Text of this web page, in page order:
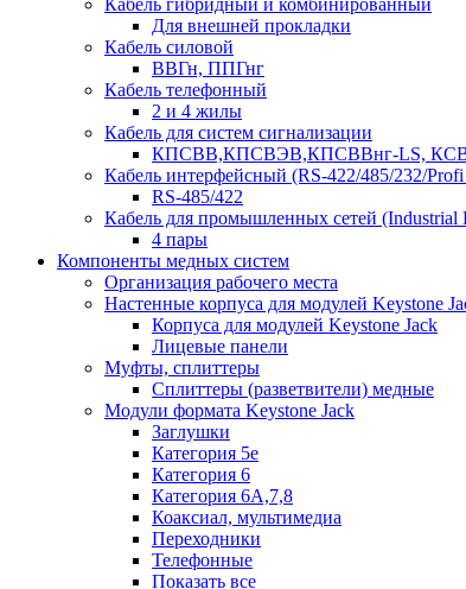
Кабель гибридный и комбинированный
Для внешней прокладки
Кабель силовой
ВВГн, ППГнг
Кабель телефонный
2 и 4 жилы
Кабель для систем сигнализации
КПСВВ,КПСВЭВ,КПСВВнг-LS,
Кабель интерфейсный (RS-422/485/232/
RS-485/422
Кабель для промышленных сетей (Industrial
4 пары
Компоненты медных систем
Организация рабочего места
Настенные корпуса для модулей Keystone
Корпуса для модулей Keystone Jack
Лицевые панели
Муфты, сплиттеры
Сплиттеры (разветвители) медные
Модули формата Keystone Jack
Заглушки
Категория 5е
Категория 6
Категория 6А,7,8
Коаксиал, мультимедиа
Переходники
Телефонные
Показать все